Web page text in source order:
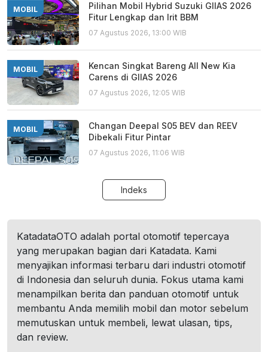
MOBIL
Pilihan Mobil Hybrid Suzuki GIIAS 2026
Fitur Lengkap dan Irit BBM
07 Agustus 2026, 13:00 WIB
MOBIL
Kencan Singkat Bareng All New Kia
Carens di GIIAS 2026
07 Agustus 2026, 12:05 WIB
MOBIL
Changan Deepal S05 BEV dan REEV
Dibekali Fitur Pintar
07 Agustus 2026, 11:06 WIB
Indeks
KatadataOTO adalah portal otomotif tepercaya
yang merupakan bagian dari Katadata. Kami
menyajikan informasi terbaru dari industri otomotif
di Indonesia dan seluruh dunia. Fokus utama kami
menampilkan berita dan panduan otomotif untuk
membantu Anda memilih mobil dan motor sebelum
memutuskan untuk membeli, lewat ulasan, tips,
dan review.